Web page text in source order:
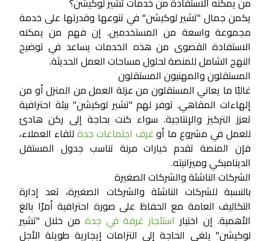
يكمن جمال "تشير لوكيشن" في تنوعها وقدرتها على خدمة
مجموعة واسعة من المستخدمين. إن فهم من يمكنه
الاستفادة القصوى من هذه الخدمات يساعد في توضيح
النهج الشامل للمنصة لحلول مساحات العمل الحديثة.
المستقلون والمهنيون المستقلون
غالبًا ما يعاني المستقلون من عزلة العمل من المنزل أو من
إلهاءات المقاهي. توفر لهم "تشير لوكيشن" بيئة احترافية
تعزز التركيز والإنتاجية. سواء كنت بحاجة إلى ركن هادئ
للعمل في مشروع ما أوغرف اجتماعات جدة للقاء العملاء،
فإن المنصة تقدم خيارات مرنة تناسب جدول المستقل
الديناميكي وميزانيته.
الشركات الناشئة والشركات الصغيرة
بالنسبة للشركات الناشئة والشركات الصغيرة، تعد إدارة
التكاليف العامة مع الحفاظ على صورة احترافية أمرًا بالغ
الأهمية. إن اختيار استئجار غرفة في جدة من خلال "تشير
لوكيشن" يلغي الحاجة إلى التزامات إيجارية طويلة الأجل